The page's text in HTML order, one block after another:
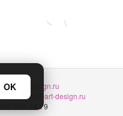
design.ru
region@art-design.ru
495 956-34-79
OK